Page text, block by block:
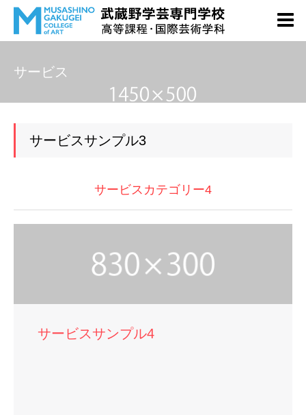
サービス
サービスサンプル3
サービスカテゴリー4
サービスサンプル4